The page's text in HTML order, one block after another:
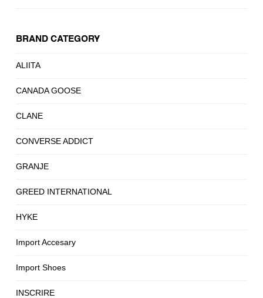
BRAND CATEGORY
ALIITA
CANADA GOOSE
CLANE
CONVERSE ADDICT
GRANJE
GREED INTERNATIONAL
HYKE
Import Accesary
Import Shoes
INSCRIRE